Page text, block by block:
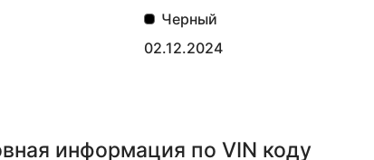
Черный
02.12.2024
информация по VIN коду